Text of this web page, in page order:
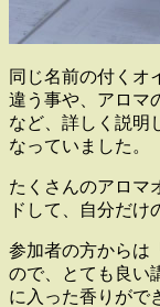
同じ名前の付くオ
違う事や、アロマ
など、詳しく説明
なっていました。
たくさんのアロマ
ドして、自分だけ
参加者の方からは
ので、とても良い
に入った香りがで